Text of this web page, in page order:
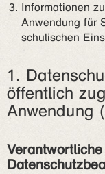
Informationen
Anwendung für
schulischen
1.
öffentlich
Anwendung